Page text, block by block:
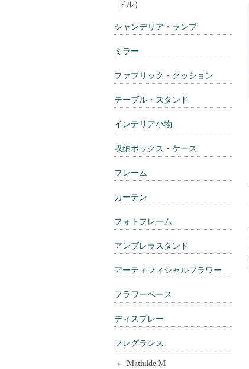
ドル）
シャンデリア・ランプ
ミラー
ファブリック・クッション
テーブル・スタンド
インテリア小物
収納ボックス・ケース
フレーム
カーテン
フォトフレーム
アンブレラスタンド
アーティフィシャルフラワー
フラワーベース
ディスプレー
フレグランス
Mathilde M